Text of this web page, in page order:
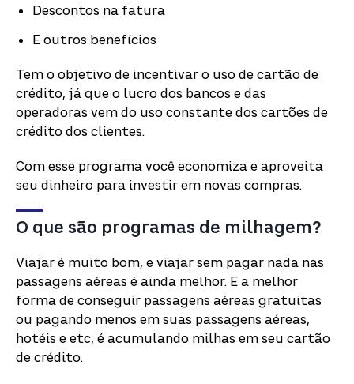
Descontos na fatura
E outros benefícios
Tem o objetivo de incentivar o uso de cartão de
crédito, já que o lucro dos bancos e das
operadoras vem do uso constante dos cartões de
crédito dos clientes.
Com esse programa você economiza e aproveita
seu dinheiro para investir em novas compras.
O que são programas de milhagem?
Viajar é muito bom, e viajar sem pagar nada nas
passagens aéreas é ainda melhor. E a melhor
forma de conseguir passagens aéreas gratuitas
ou pagando menos em suas passagens aéreas,
hotéis e etc, é acumulando milhas em seu cartão
de crédito.